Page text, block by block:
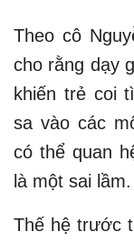
Theo cô
cho rằng dạy
khiến trẻ coi
sa vào các
có thể quan
là một sai lầm.
Thế hệ trước